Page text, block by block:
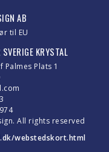
AB
til EU
Palmes Plats 1
All rights reserved
webstedskort.html